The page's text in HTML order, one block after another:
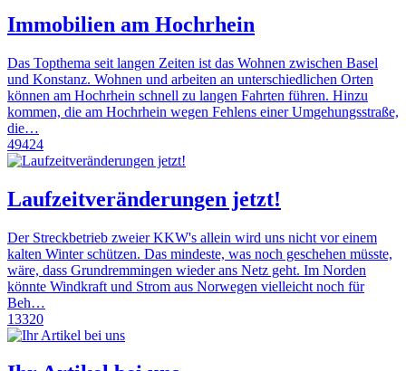
Immobilien am Hochrhein
Das Topthema seit langen Zeiten ist das Wohnen zwischen Basel
und Konstanz. Wohnen und arbeiten an unterschiedlichen Orten
können am Hochrhein schnell zu langen Fahrten führen. Hinzu
kommen, die am Hochrhein wegen Fehlens einer Umgehungsstraße,
die…
49424
Laufzeitveränderungen jetzt!
Der Streckbetrieb zweier KKW's allein wird uns nicht vor einem
kalten Winter schützen. Das mindeste, was noch geschehen müsste,
wäre, dass Grundremmingen wieder ans Netz geht. Im Norden
könnte Windkraft und Strom aus Norwegen vielleicht noch für
Beh…
13320